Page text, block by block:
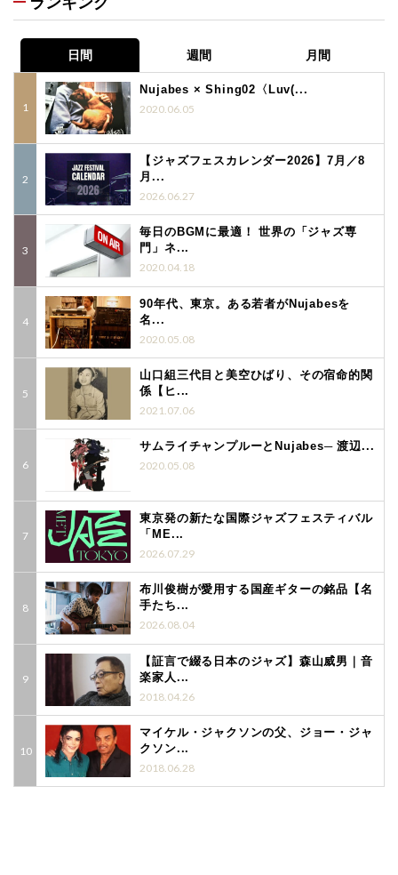
日間 週間 月間
Nujabes × Shing02〈Luv(...
2020.06.05
【ジャズフェスカレンダー2026】7月／8
月...
2026.06.27
毎日のBGMに最適！ 世界の「ジャズ専
門」ネ...
2020.04.18
90年代、東京。ある若者がNujabesを
名...
2020.05.08
山口組三代目と美空ひばり、その宿命的関
係【ヒ...
2021.07.06
サムライチャンプルーとNujabes─ 渡辺...
2020.05.08
東京発の新たな国際ジャズフェスティバル
「ME...
2026.07.29
布川俊樹が愛用する国産ギターの銘品【名
手たち...
2026.08.04
【証言で綴る日本のジャズ】森山威男｜音
楽家人...
2018.04.26
マイケル・ジャクソンの父、ジョー・ジャ
クソン...
2018.06.28